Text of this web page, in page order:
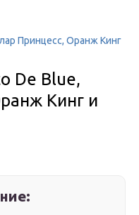
Принцесс, Оранж Кинг
De Blue,
Кинг и